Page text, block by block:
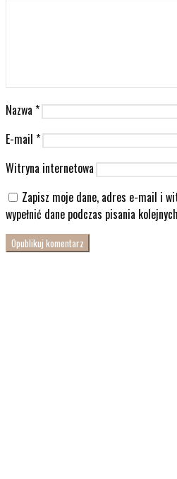
Nazwa *
E-mail *
Witryna internetowa
Zapisz moje dane, adres e-mail i
wypełnić dane podczas pisania